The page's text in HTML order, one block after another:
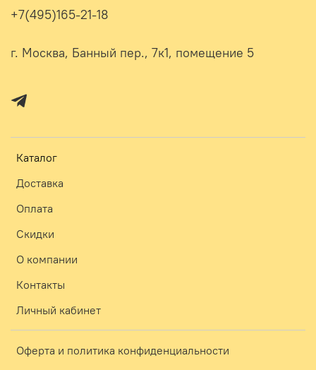
Каталог
Доставка
Оплата
Скидки
О компании
Контакты
Личный кабинет
Оферта и политика конфиденциальности
+7(495)165-21-18
г. Москва, Банный пер., 7к1, помещение 5